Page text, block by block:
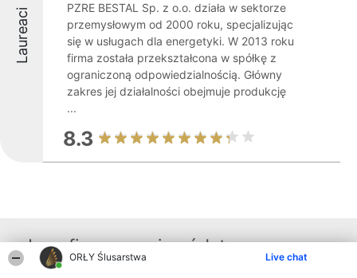
ORŁY Ślusarstwa Live chat
Laureaci
PZRE BESTAL Sp. z o.o. działa w sektorze
przemysłowym od 2000 roku, specjalizując
się w usługach dla energetyki. W 2013 roku
firma została przekształcona w spółkę z
ograniczoną odpowiedzialnością. Główny
zakres jej działalności obejmuje produkcję
...
8.3
Inne firmy z województwa